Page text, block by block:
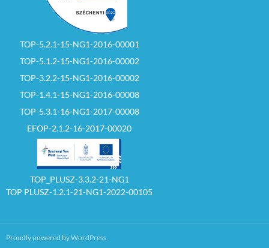
TOP-5.2.1-15-NG1-2016-00001
TOP-5.1.2-15-NG1-2016-00002
TOP-3.2.2-15-NG1-2016-00002
TOP-1.4.1-15-NG1-2016-00008
TOP-5.3.1-16-NG1-2017-00008
EFOP-2.1.2-16-2017-00020
TOP_PLUSZ-3.3.2-21-NG1
TOP PLUSZ-1.2.1-21-NG1-2022-00105
Proudly powered by WordPress